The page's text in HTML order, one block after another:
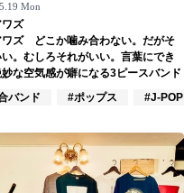
ク奏者
Mon
ワズ
ワズ どこか噛み合わない。だがそ
。むしろそれがいい。言葉にでき
な空気感が癖になる3ピースバンド
バンド
#ポップス #J-POP